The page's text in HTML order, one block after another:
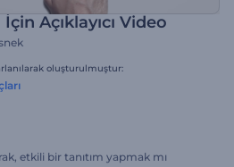
Açıklayıcı Video
oluşturulmuştur:
etkili bir tanıtım yapmak mı